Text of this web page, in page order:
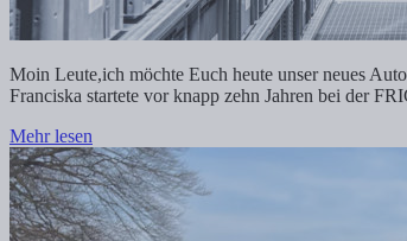
Moin Leute,ich möchte Euch heute unser neues
Franciska startete vor knapp zehn Jahren bei der
Mehr lesen